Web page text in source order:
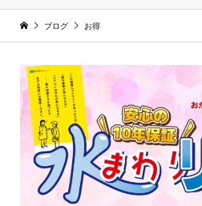
ブログ お得